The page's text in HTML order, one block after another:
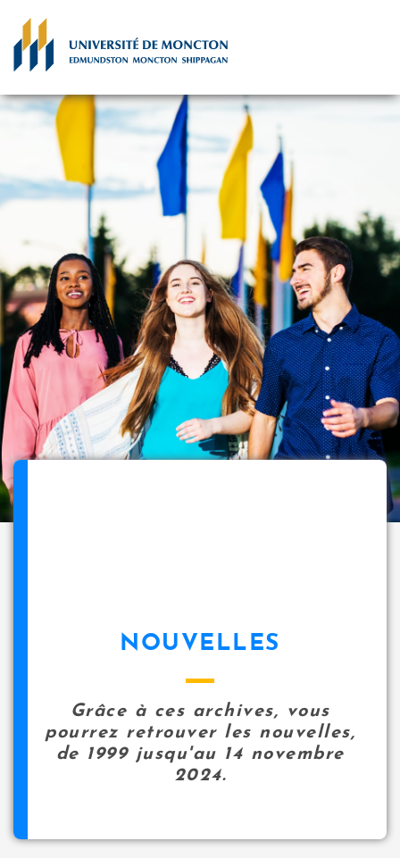
NOUVELLES
Grâce à ces archives, vous
pourrez retrouver les nouvelles,
de 1999 jusqu'au 14 novembre
2024.